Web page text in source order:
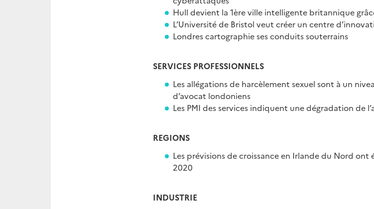
Hull devient la 1ère ville intelligente britannique
L’Université de Bristol veut créer un centre
Londres cartographie ses conduits souterrains
SERVICES PROFESSIONNELS
Les allégations de harcèlement sexuel sont à un
d’avocat londoniens
Les PMI des services indiquent une dégradation de
REGIONS
Les prévisions de croissance en Irlande du Nord ont
2020
INDUSTRIE